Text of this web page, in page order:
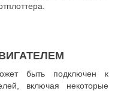
быть подключен к
включая некоторые